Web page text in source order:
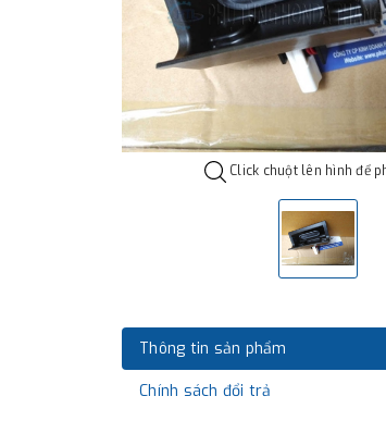
Click chuột lên hình để
Thông tin sản phẩm
Chính sách đổi trả